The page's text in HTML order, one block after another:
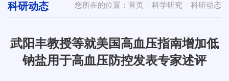
您所在的位置： 首页 - 科学研究 - 科研动态
科研动态
武阳丰教授等就美国高血压指南增加低
钠盐用于高血压防控发表专家述评